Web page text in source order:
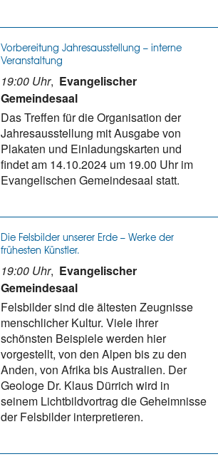
Vorbereitung Jahresausstellung – interne
Veranstaltung
19:00 Uhr, Evangelischer
Gemeindesaal
Das Treffen für die Organisation der
Jahresausstellung mit Ausgabe von
Plakaten und Einladungskarten und
findet am 14.10.2024 um 19.00 Uhr im
Evangelischen Gemeindesaal statt.
Die Felsbilder unserer Erde – Werke der
frühesten Künstler.
19:00 Uhr, Evangelischer
Gemeindesaal
Felsbilder sind die ältesten Zeugnisse
menschlicher Kultur. Viele ihrer
schönsten Beispiele werden hier
vorgestellt, von den Alpen bis zu den
Anden, von Afrika bis Australien. Der
Geologe Dr. Klaus Dürrich wird in
seinem Lichtbildvortrag die Geheimnisse
der Felsbilder interpretieren.